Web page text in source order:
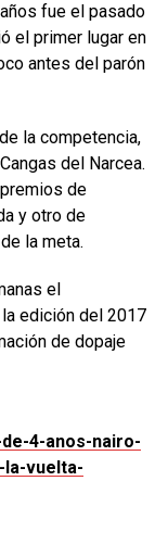
fue el pasado
el primer lugar en
antes del parón
la competencia,
del Narcea.
de
y otro de
la meta.
el
edición del 2017
de dopaje
4-anos-nairo-
la-vuelta-